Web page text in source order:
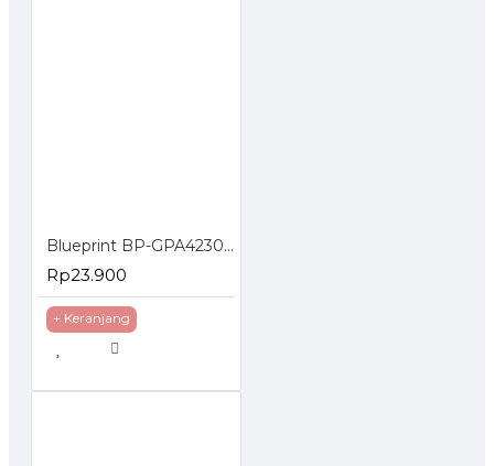
Blueprint BP-GPA4230 Polos Photo Paper A4 230gsm Tulip
Rp23.900
+ Keranjang